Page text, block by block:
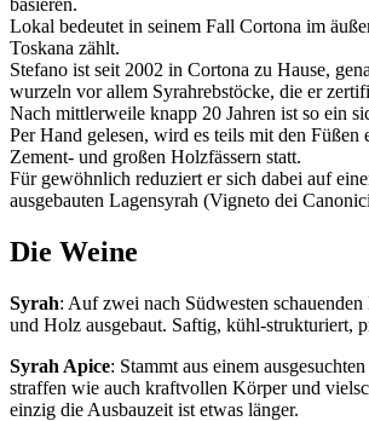
Lokal bedeutet in seinem Fall Cortona im
Toskana zählt.
Stefano ist seit 2002 in Cortona zu Hause,
wurzeln vor allem Syrahrebstöcke, die er
Nach mittlerweile knapp 20 Jahren ist so ein
Per Hand gelesen, wird es teils mit den
Zement- und großen Holzfässern statt.
Für gewöhnlich reduziert er sich dabei auf
ausgebauten Lagensyrah (Vigneto dei
Die Weine
Syrah: Auf zwei nach Südwesten
und Holz ausgebaut. Saftig, kühl-strukturiert,
Syrah Apice: Stammt aus einem
straffen wie auch kraftvollen Körper und
einzig die Ausbauzeit ist etwas länger.